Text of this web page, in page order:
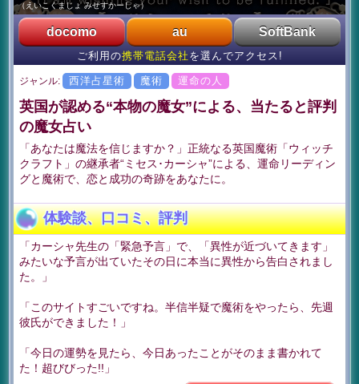
（えいこくまじょ みせすかーしゃ）
docomo au SoftBank
ご利用の携帯電話会社 を選んでアクセス!
ジャンル: 西洋占星術 魔術 運命の人
英国が認める“本物の魔女”による、当たると評判
の魔女占い
「あなたは魔法を信じますか？」正統なる英国魔術「ウィッチ
クラフト」の継承者“ミセス･カーシャ”による、運命リーディン
グと魔術で、恋と成功の奇跡をあなたに。
体験談、口コミ、評判
「カーシャ先生の「緊急予言」で、「異性が近づいてきます」
みたいな予言が出ていたその日に本当に異性から告白されまし
た。」
「このサイトすごいですね。半信半疑で魔術をやったら、先週
彼氏ができました！」
「今日の運勢を見たら、今日あったことがそのまま書かれて
た！超びびった!!」